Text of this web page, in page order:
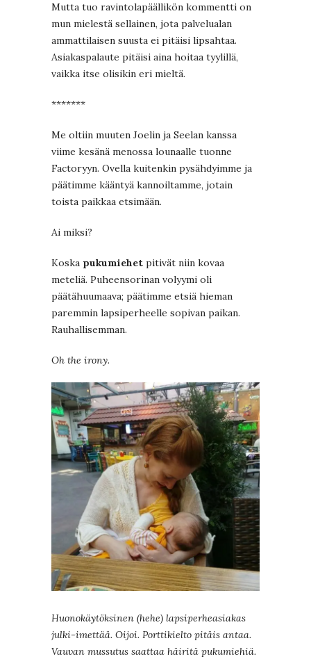
Mutta tuo ravintolapäällikön kommentti on
mun mielestä sellainen, jota palvelualan
ammattilaisen suusta ei pitäisi lipsahtaa.
Asiakaspalaute pitäisi aina hoitaa tyylillä,
vaikka itse olisikin eri mieltä.
*******
Me oltiin muuten Joelin ja Seelan kanssa
viime kesänä menossa lounaalle tuonne
Factoryyn. Ovella kuitenkin pysähdyimme ja
päätimme kääntyä kannoiltamme, jotain
toista paikkaa etsimään.
Ai miksi?
Koska pukumiehet pitivät niin kovaa
meteliä. Puheensorinan volyymi oli
päätähuumaava; päätimme etsiä hieman
paremmin lapsiperheelle sopivan paikan.
Rauhallisemman.
Oh the irony.
Huonokäytöksinen (hehe) lapsiperheasiakas
julki-imettää. Oijoi. Porttikielto pitäis antaa.
Vauvan mussutus saattaa häiritä pukumiehiä.